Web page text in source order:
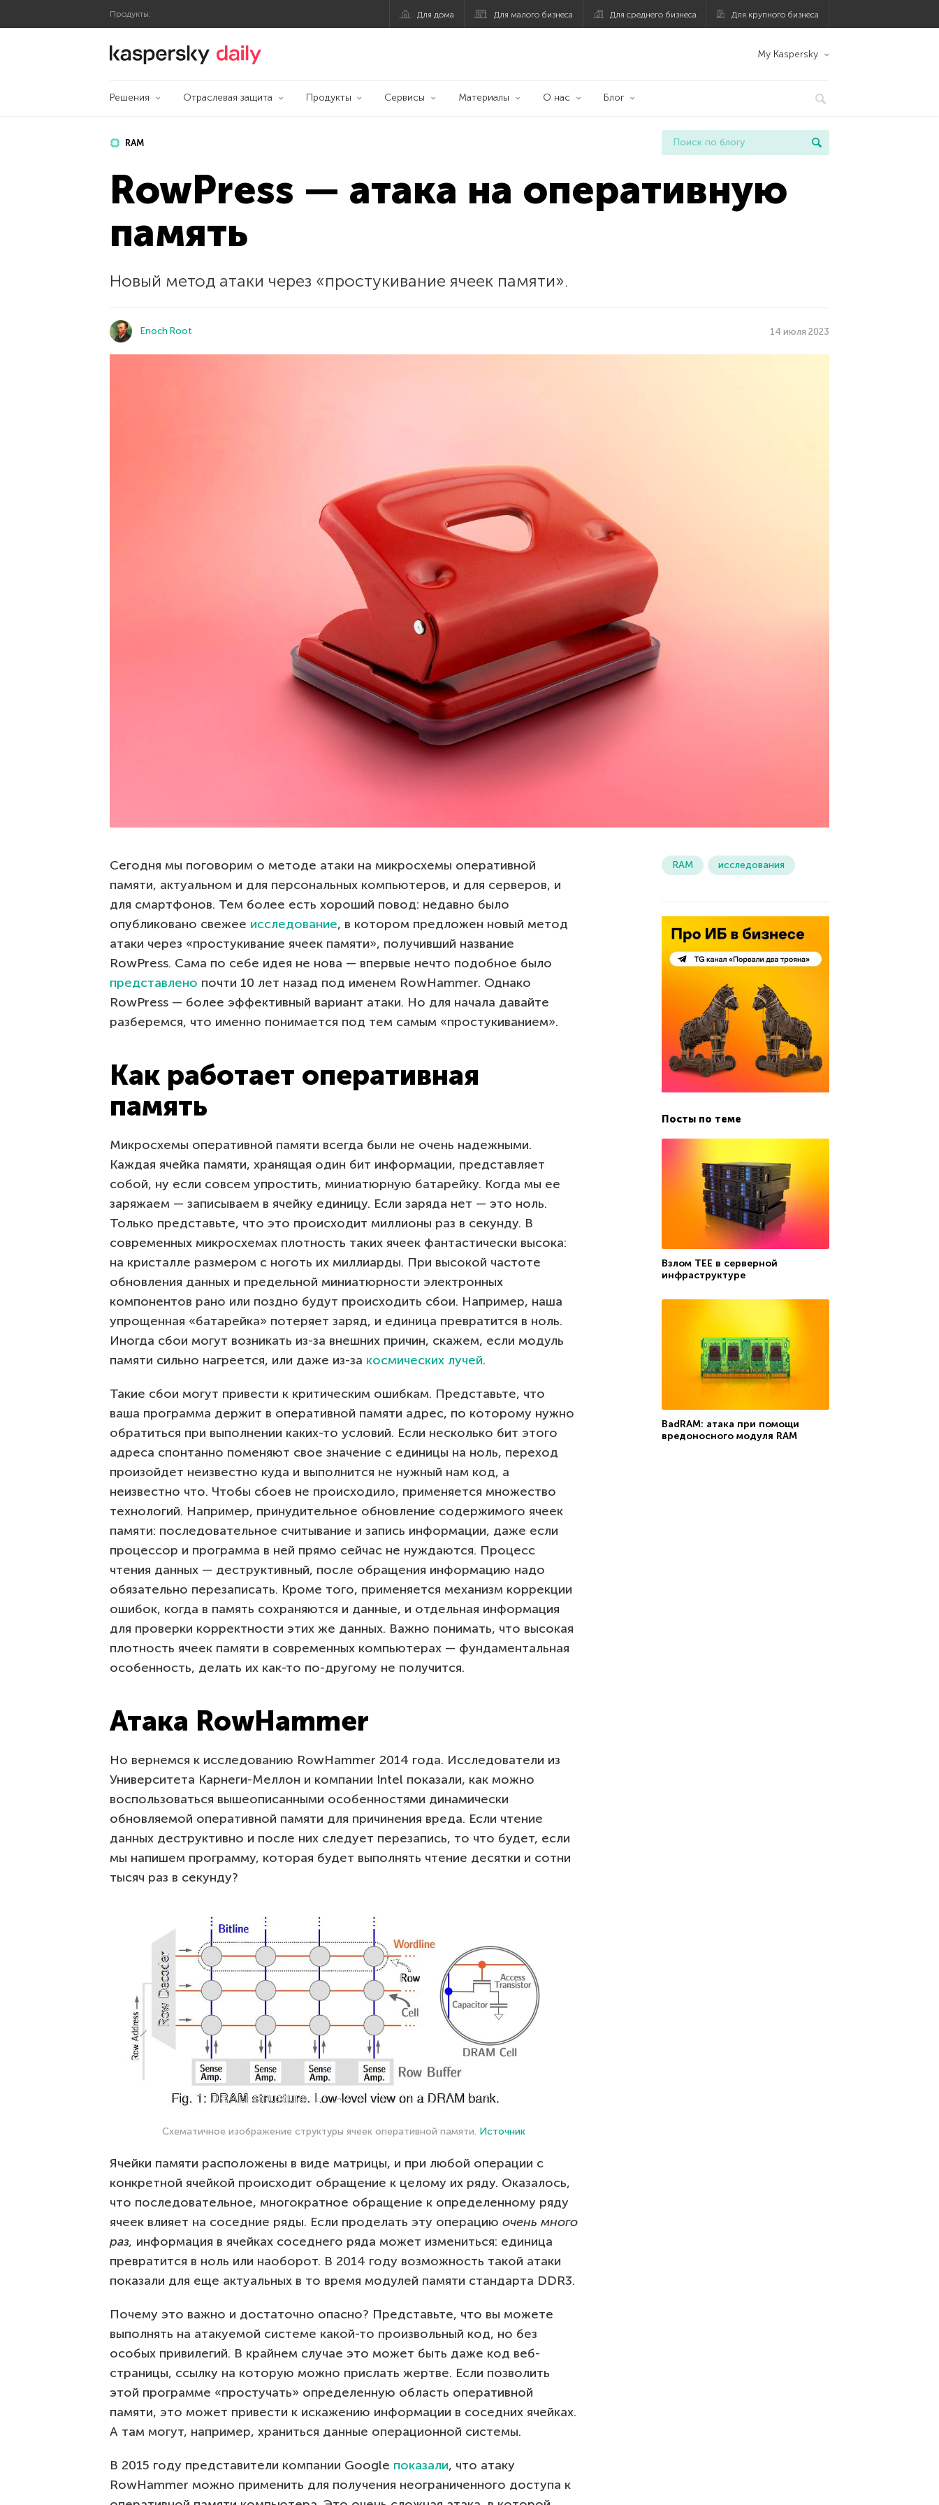
Продукты: Для дома Для малого бизнеса Для среднего бизнеса Для крупного бизнеса
Блог Касперского My Kaspersky
Решения Отраслевая защита Продукты Сервисы Материалы О нас Блог
RAM
RowPress — атака на оперативную
память
Новый метод атаки через «простукивание ячеек памяти».
Enoch Root 14 июля 2023
Сегодня мы поговорим о методе атаки на микросхемы оперативной
памяти, актуальном и для персональных компьютеров, и для серверов, и
для смартфонов. Тем более есть хороший повод: недавно было
опубликовано свежее исследование, в котором предложен новый метод
атаки через «простукивание ячеек памяти», получивший название
RowPress. Сама по себе идея не нова — впервые нечто подобное было
представлено почти 10 лет назад под именем RowHammer. Однако
RowPress — более эффективный вариант атаки. Но для начала давайте
разберемся, что именно понимается под тем самым «простукиванием».
Как работает оперативная
память
Микросхемы оперативной памяти всегда были не очень надежными.
Каждая ячейка памяти, хранящая один бит информации, представляет
собой, ну если совсем упростить, миниатюрную батарейку. Когда мы ее
заряжаем — записываем в ячейку единицу. Если заряда нет — это ноль.
Только представьте, что это происходит миллионы раз в секунду. В
современных микросхемах плотность таких ячеек фантастически высока:
на кристалле размером с ноготь их миллиарды. При высокой частоте
обновления данных и предельной миниатюрности электронных
компонентов рано или поздно будут происходить сбои. Например, наша
упрощенная «батарейка» потеряет заряд, и единица превратится в ноль.
Иногда сбои могут возникать из-за внешних причин, скажем, если модуль
памяти сильно нагреется, или даже из-за космических лучей.
Такие сбои могут привести к критическим ошибкам. Представьте, что
ваша программа держит в оперативной памяти адрес, по которому нужно
обратиться при выполнении каких-то условий. Если несколько бит этого
адреса спонтанно поменяют свое значение с единицы на ноль, переход
произойдет неизвестно куда и выполнится не нужный нам код, а
неизвестно что. Чтобы сбоев не происходило, применяется множество
технологий. Например, принудительное обновление содержимого ячеек
памяти: последовательное считывание и запись информации, даже если
процессор и программа в ней прямо сейчас не нуждаются. Процесс
чтения данных — деструктивный, после обращения информацию надо
обязательно перезаписать. Кроме того, применяется механизм коррекции
ошибок, когда в память сохраняются и данные, и отдельная информация
для проверки корректности этих же данных. Важно понимать, что высокая
плотность ячеек памяти в современных компьютерах — фундаментальная
особенность, делать их как-то по-другому не получится.
Атака RowHammer
Но вернемся к исследованию RowHammer 2014 года. Исследователи из
Университета Карнеги-Меллон и компании Intel показали, как можно
воспользоваться вышеописанными особенностями динамически
обновляемой оперативной памяти для причинения вреда. Если чтение
данных деструктивно и после них следует перезапись, то что будет, если
мы напишем программу, которая будет выполнять чтение десятки и сотни
тысяч раз в секунду?
Схематичное изображение структуры ячеек оперативной памяти. Источник
Ячейки памяти расположены в виде матрицы, и при любой операции с
конкретной ячейкой происходит обращение к целому их ряду. Оказалось,
что последовательное, многократное обращение к определенному ряду
ячеек влияет на соседние ряды. Если проделать эту операцию очень много
раз, информация в ячейках соседнего ряда может измениться: единица
превратится в ноль или наоборот. В 2014 году возможность такой атаки
показали для еще актуальных в то время модулей памяти стандарта DDR3.
Почему это важно и достаточно опасно? Представьте, что вы можете
выполнять на атакуемой системе какой-то произвольный код, но без
особых привилегий. В крайнем случае это может быть даже код веб-
страницы, ссылку на которую можно прислать жертве. Если позволить
этой программе «простучать» определенную область оперативной
памяти, это может привести к искажению информации в соседних ячейках.
А там могут, например, храниться данные операционной системы.
В 2015 году представители компании Google показали, что атаку
RowHammer можно применить для получения неограниченного доступа к
RAM исследования
Посты по теме
Взлом TEE в серверной
инфраструктуре
BadRAM: атака при помощи
вредоносного модуля RAM